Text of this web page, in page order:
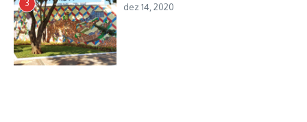
3 dez 14, 2020